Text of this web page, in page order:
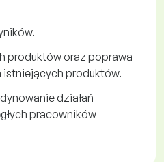
produktów oraz poprawa
produktów.
działań
pracowników